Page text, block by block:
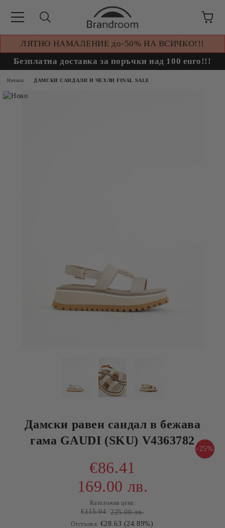
ЛЯТНО НАМАЛЕНИЕ до-50% НА ВСИЧКО!!!
Безплатна доставка за поръчки над 100 euro!!!
Начало ДАМСКИ САНДАЛИ И ЧЕХЛИ FINAL SALE
Дамски равен сандал в бежава
гама GAUDI (SKU) V4363782
-25%
€86.41
169.00 лв.
Каталожна цена:
€115.04 225.00 лв.
Отстъпка: €28.63 (24.89%)